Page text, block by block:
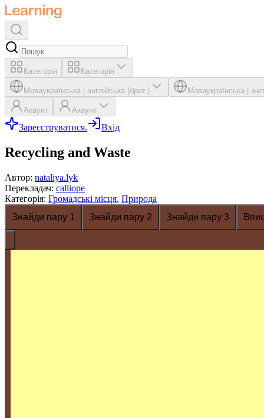
Категорія Категорія
Моваукраїнська англійська (брит.) Моваукраїнська
Акаунт Акаунт
Зареєструватися. Вхід
Recycling and Waste
Автор: nataliya.lyk
Перекладач: calliope
Категорія: Громадські місця, Природа
Знайди пару 1
Знайди пару 2 Знайди пару 3